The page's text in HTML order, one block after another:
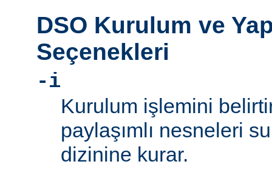
DSO Kurulum ve
Seçenekleri
-i
Kurulum işlemini
paylaşımlı nesneleri
dizinine kurar.